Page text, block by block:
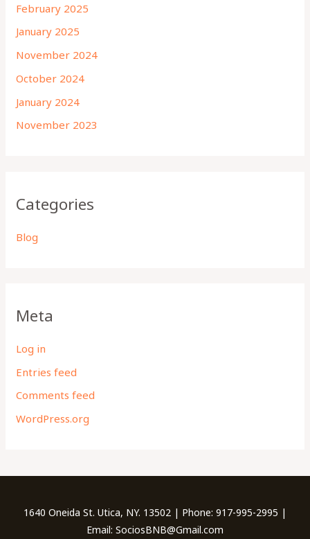
February 2025
January 2025
November 2024
October 2024
January 2024
November 2023
Categories
Blog
Meta
Log in
Entries feed
Comments feed
WordPress.org
1640 Oneida St. Utica, NY. 13502 | Phone: 917-995-2995 |
Email: SociosBNB@Gmail.com